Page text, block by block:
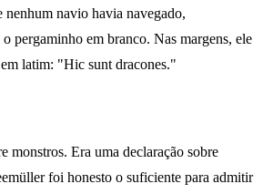
nenhum navio havia navegado,
pergaminho em branco. Nas margens, ele
latim: "Hic sunt dracones."
monstros. Era uma declaração sobre
foi honesto o suficiente para admitir